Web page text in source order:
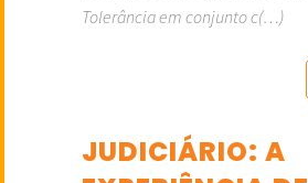
Tolerância em conjunto c(…)
JUDICIÁRIO: A